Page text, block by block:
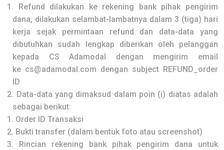
1.
Refund dilakukan ke rekening bank pihak pengirim
dana, dilakukan selambat-lambatnya dalam 3 (tiga) hari
kerja sejak permintaan refund dan data-data yang
dibutuhkan sudah lengkap diberikan oleh pelanggan
kepada CS Adamodal dengan mengirim email
ke cs@adamodal.com dengan subject REFUND_order
ID
2. Data-data yang dimaksud dalam poin (i) diatas adalah
sebagai berikut:
1. Order ID Transaksi
2. Bukti transfer (dalam bentuk foto atau screenshot)
3.
Rincian rekening bank pihak pengirim dana untuk